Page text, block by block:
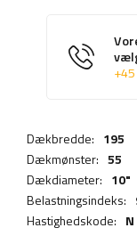
Dækbredde: 195
Dækmønster: 55
Dækdiameter: 10"
Belastningsindeks:
Hastighedskode: